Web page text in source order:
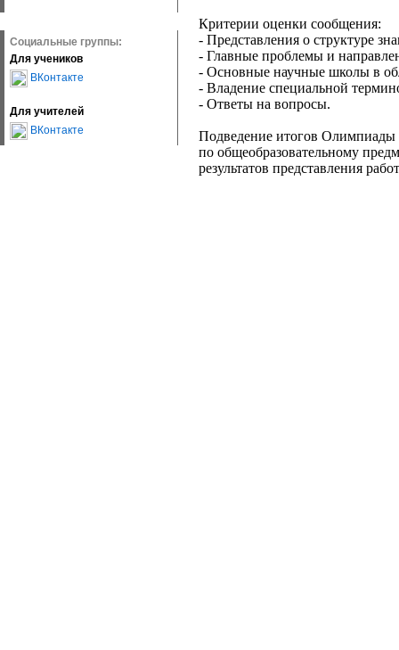
Социальные группы:
Для учеников
ВКонтакте
Для учителей
ВКонтакте
Критерии оценки сообщения:
- Представления о структуре
- Главные проблемы и
- Основные научные школы в
- Владение специальной
- Ответы на вопросы.
Подведение итогов Олимпиады
по общеобразовательному
результатов представления